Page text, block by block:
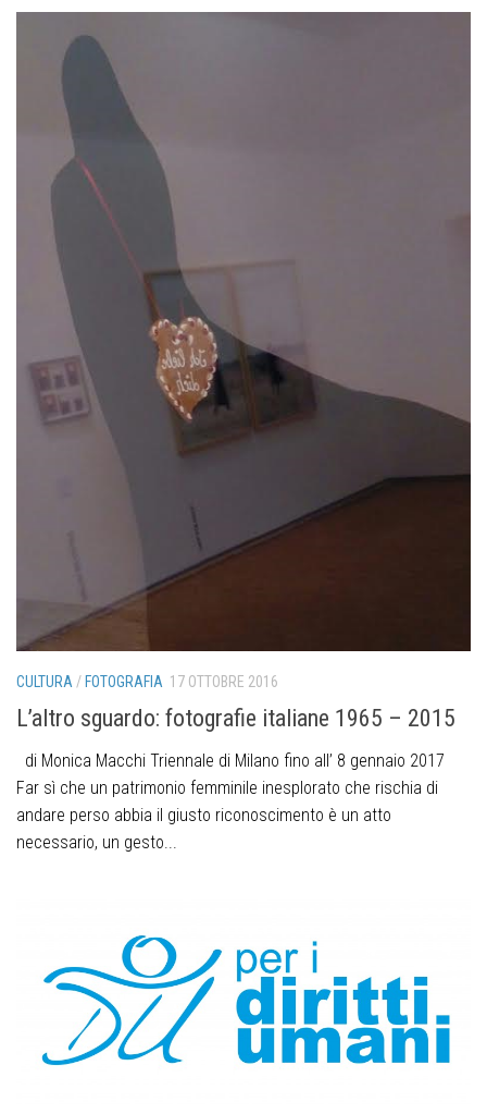
CULTURA/ FOTOGRAFIA 17 OTTOBRE 2016
L’altro sguardo: fotografie italiane 1965 – 2015
di Monica Macchi Triennale di Milano fino all’ 8 gennaio 2017
Far sì che un patrimonio femminile inesplorato che rischia di
andare perso abbia il giusto riconoscimento è un atto
necessario, un gesto...